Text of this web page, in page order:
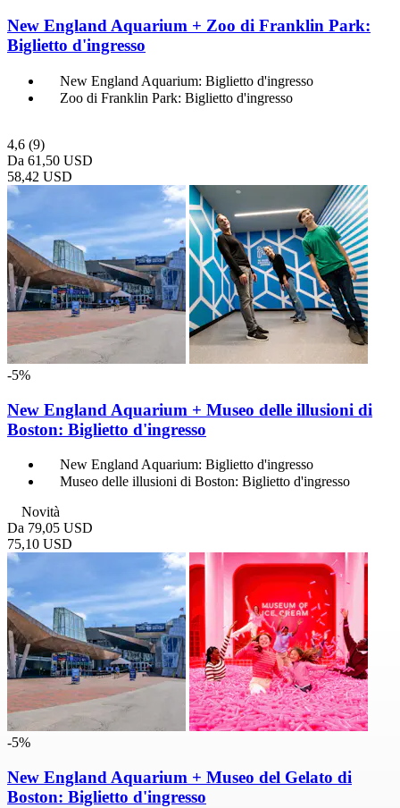
New England Aquarium + Zoo di Franklin Park:
Biglietto d'ingresso
New England Aquarium: Biglietto d'ingresso
Zoo di Franklin Park: Biglietto d'ingresso
4,6 (9)
Da 61,50 USD
58,42 USD
-5%
New England Aquarium + Museo delle illusioni di
Boston: Biglietto d'ingresso
New England Aquarium: Biglietto d'ingresso
Museo delle illusioni di Boston: Biglietto d'ingresso
Novità
Da 79,05 USD
75,10 USD
-5%
New England Aquarium + Museo del Gelato di
Boston: Biglietto d'ingresso